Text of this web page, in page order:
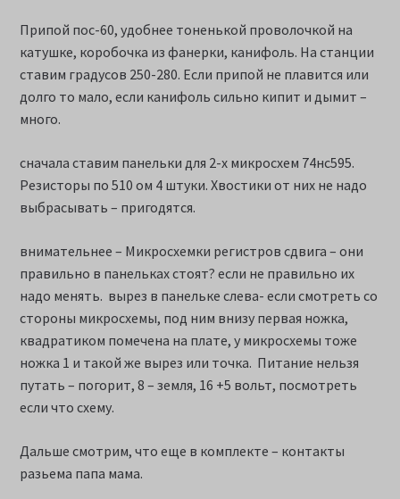
Припой пос-60, удобнее тоненькой проволочкой на
катушке, коробочка из фанерки, канифоль. На станции
ставим градусов 250-280. Если припой не плавится или
долго то мало, если канифоль сильно кипит и дымит –
много.
сначала ставим панельки для 2-х микросхем 74нс595.
Резисторы по 510 ом 4 штуки. Хвостики от них не надо
выбрасывать – пригодятся.
внимательнее – Микросхемки регистров сдвига – они
правильно в панельках стоят? если не правильно их
надо менять. вырез в панельке слева- если смотреть со
стороны микросхемы, под ним внизу первая ножка,
квадратиком помечена на плате, у микросхемы тоже
ножка 1 и такой же вырез или точка. Питание нельзя
путать – погорит, 8 – земля, 16 +5 вольт, посмотреть
если что схему.
Дальше смотрим, что еще в комплекте – контакты
разьема папа мама.